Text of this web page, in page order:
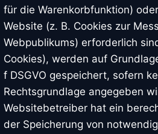
für die Warenkorbfunktion)
Website (z. B. Cookies zur
Webpublikums) erforderlich
Cookies), werden auf
f DSGVO gespeichert, sofern
Rechtsgrundlage angegeben
Websitebetreiber hat ein
der Speicherung von